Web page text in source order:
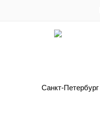
Санкт-Петербург